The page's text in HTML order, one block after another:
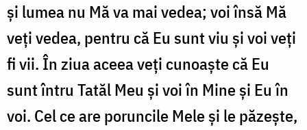
şi lumea nu Mă va mai vedea; voi însă Mă
veţi vedea, pentru că Eu sunt viu şi voi veţi
fi vii. În ziua aceea veţi cunoaşte că Eu
sunt întru Tatăl Meu şi voi în Mine şi Eu în
voi. Cel ce are poruncile Mele şi le păzeşte,